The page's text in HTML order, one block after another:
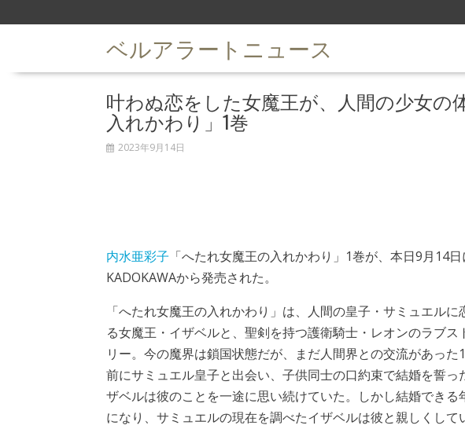
k
ベルアラートニュース
叶わぬ恋をした女魔王が、人間の少女の
入れかわり」1巻
2023年9月14日
内水亜彩子 「へたれ女魔王の入れかわり」1巻が、本日9月14日
KADOKAWAから発売された。
「へたれ女魔王の入れかわり」は、人間の皇子・サミュエルに
る女魔王・イザベルと、聖剣を持つ護衛騎士・レオンのラブス
リー。今の魔界は鎖国状態だが、まだ人間界との交流があった
前にサミュエル皇子と出会い、子供同士の口約束で結婚を誓っ
ザベルは彼のことを一途に思い続けていた。しかし結婚できる
になり、サミュエルの現在を調べたイザベルは彼と親しくして